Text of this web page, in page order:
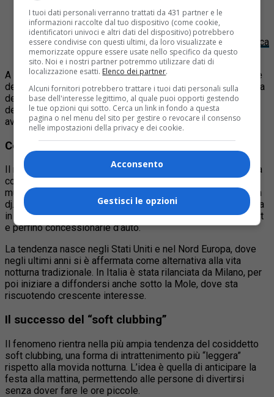
Articolo
Come si controlla la sicurezza nei locali
pubblici di Torino. Le procedure e i dati sulle verifiche
su bar, ristoranti e discoteche
Articolo: Il video dell’ultima notte e l’addio alla discoteca
Supermarket, il locale ora si trasforma
A intervenire sul tema èEpat Ascom Torino
, l’associazione
degli Esercizi Pubblici Associati di Torino e Provincia, che ha
deciso di portare la questione all’attenzione
dell’amministrazione comunale per verificare che quanto sta
avvenendo rientri nelle regole.
Cos’è il morning club
Il morning club è una formula di intrattenimento che unisce la
colazione tradizionale – brioche e cappuccino – con la
musica da club e momenti di ballo grazie alla presenza di un
dj. Gli appuntamenti vengono organizzati la domenica mattina
in location tra le più diverse: bar, caffetterie, ristoranti, bistrot
e perfino concessionarie d’auto.
La tendenza nasce negli Stati Uniti e nel Nord Europa, dove
negli ultimi anni si è affermata come alternativa alla vita
notturna tradizionale. In Italia è stata rilanciata da Milano, per
poi iniziare a diffondersi anche sotto la Mole, dove sta
riscuotendo crescente interesse.
Il successo del “soft clubbing”
Il fenomeno rientra nella più ampia tendenza del cosiddetto
soft clubbing, una forma di intrattenimento più “leggera”
rispetto alla movida notturna. L’idea è quella di anticipare la
festa alla mattina, permettendo alle persone di divertirsi
senza dover fare le ore piccole.
I tuoi dati personali verranno trattati da 431 partner e le
informazioni raccolte dal tuo dispositivo (come cookie,
identificatori univoci e altri dati del dispositivo) potrebbero
essere condivise con questi ultimi, da loro visualizzate e
memorizzate oppure essere usate nello specifico da questo
sito. Noi e i nostri partner potremmo utilizzare dati di
localizzazione esatti. Elenco dei partner.
Alcuni fornitori potrebbero trattare i tuoi dati personali sulla
base dell'interesse legittimo, al quale puoi opporti gestendo
le tue opzioni qui sotto. Cerca un link in fondo a questa
pagina o nel menu del sito per gestire o revocare il consenso
nelle impostazioni della privacy e dei cookie.
Acconsento
Gestisci le opzioni